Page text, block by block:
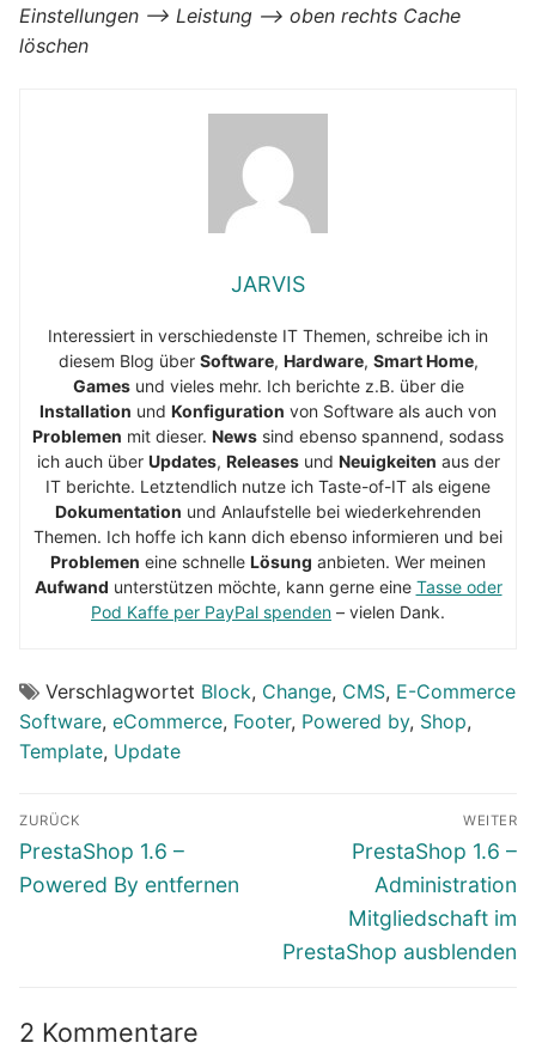
Einstellungen –> Leistung –> oben rechts Cache
löschen
JARVIS
Interessiert in verschiedenste IT Themen, schreibe ich in
diesem Blog über Software, Hardware, Smart Home,
Gamesund vieles mehr. Ich berichte z.B. über die
Installation und Konfiguration von Software als auch von
Problemen mit dieser. News sind ebenso spannend, sodass
ich auch über Updates, Releasesund Neuigkeiten aus der
IT berichte. Letztendlich nutze ich Taste-of-IT als eigene
Dokumentation und Anlaufstelle bei wiederkehrenden
Themen. Ich hoffe ich kann dich ebenso informieren und bei
Problemen eine schnelle Lösung anbieten. Wer meinen
Aufwand unterstützen möchte, kann gerne eine Tasse oder
Pod Kaffe per PayPal spenden – vielen Dank.
Verschlagwortet Block, Change, CMS, E-Commerce
Software, eCommerce, Footer, Powered by, Shop,
Template, Update
Beitragsnavigation
ZURÜCK
Vorheriger
Beitrag:
PrestaShop 1.6 –
Powered By entfernen
WEITER
Nächster
Beitrag:
PrestaShop 1.6 –
Administration
Mitgliedschaft im
PrestaShop ausblenden
2 Kommentare